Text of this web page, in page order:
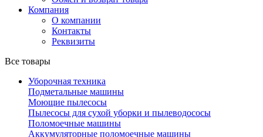
Компания
О компании
Контакты
Реквизиты
Все товары
Уборочная техника
Подметальные машины
Моющие пылесосы
Пылесосы для сухой уборки и пылеводососы
Поломоечные машины
Аккумуляторные поломоечные машины